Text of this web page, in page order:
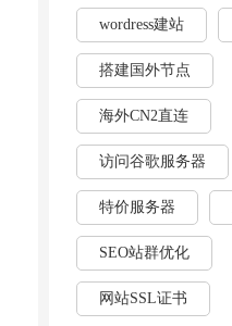
wordress建站
搭建国外节点
海外CN2直连
访问谷歌服务器
特价服务器
SEO站群优化
网站SSL证书